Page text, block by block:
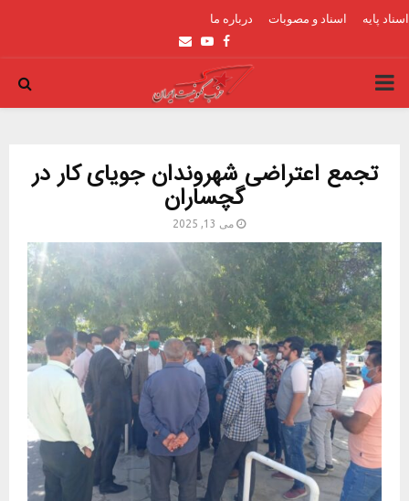
اسناد پایه اسناد و مصوبات درباره ما
Facebook
Youtube
Email
PRIMARY
تجمع اعتراضی شهروندان جویای کار در
گچساران
می 13, 2025